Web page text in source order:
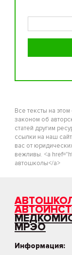
Все тексты на
законом об
статей другим
ссылки на наш
вас от
вежливы. <a
автошколы</a>
МРЭО
Информация: